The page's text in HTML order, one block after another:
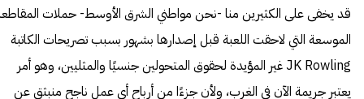
قد يخفى على الكثيرين منا -نحن مواطني الشرق الأوسط- حملات
الموسعة التي لاحقت اللعبة قبل إصدارها بشهور بسبب تصريحات الكاتبة
JK Rowling غير المؤيدة لحقوق المتحولين جنسيًا والمثليين، وهو أمر
يعتبر جريمة الآن في الغرب، ولأن جزءًا من أرباح أي عمل ناجح منبثق عن